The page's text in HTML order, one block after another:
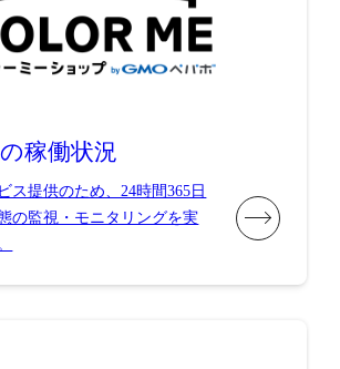
稼働状況
ス提供のため、24時間365日
の監視・モニタリングを実